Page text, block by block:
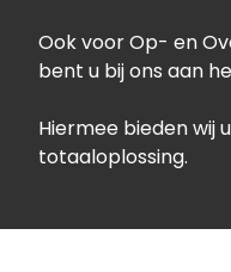
Ook voor Op- en
bent u bij ons aan
Hiermee bieden wij
totaaloplossing.